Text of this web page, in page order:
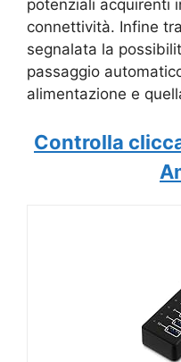
potenziali acquirenti
connettività. Infine
segnalata la
passaggio
alimentazione e
Controlla